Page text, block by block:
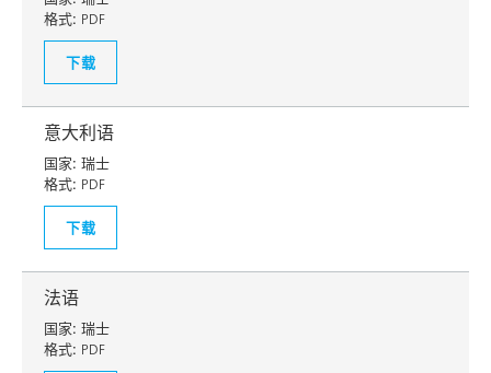
格式: PDF
下载
意大利语
国家: 瑞士
格式: PDF
下载
法语
国家: 瑞士
格式: PDF